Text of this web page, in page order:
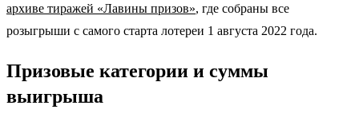
архиве тиражей «Лавины призов», где собраны все
розыгрыши с самого старта лотереи 1 августа 2022 года.
Призовые категории и суммы
выигрыша